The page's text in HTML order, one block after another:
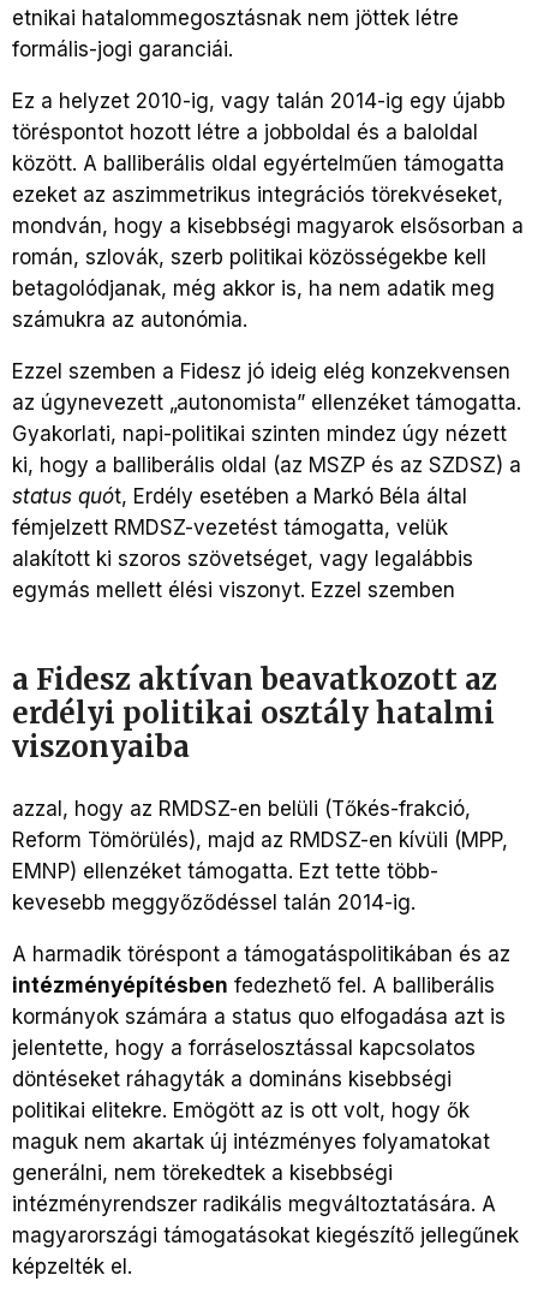
etnikai hatalommegosztásnak nem jöttek létre
formális-jogi garanciái.
Ez a helyzet 2010-ig, vagy talán 2014-ig egy újabb
töréspontot hozott létre a jobboldal és a baloldal
között. A balliberális oldal egyértelműen támogatta
ezeket az aszimmetrikus integrációs törekvéseket,
mondván, hogy a kisebbségi magyarok elsősorban a
román, szlovák, szerb politikai közösségekbe kell
betagolódjanak, még akkor is, ha nem adatik meg
számukra az autonómia.
Ezzel szemben a Fidesz jó ideig elég konzekvensen
az úgynevezett „autonomista” ellenzéket támogatta.
Gyakorlati, napi-politikai szinten mindez úgy nézett
ki, hogy a balliberális oldal (az MSZP és az SZDSZ) a
status quót, Erdély esetében a Markó Béla által
fémjelzett RMDSZ-vezetést támogatta, velük
alakított ki szoros szövetséget, vagy legalábbis
egymás mellett élési viszonyt. Ezzel szemben
a Fidesz aktívan beavatkozott az
erdélyi politikai osztály hatalmi
viszonyaiba
azzal, hogy az RMDSZ-en belüli (Tőkés-frakció,
Reform Tömörülés), majd az RMDSZ-en kívüli (MPP,
EMNP) ellenzéket támogatta. Ezt tette több-
kevesebb meggyőződéssel talán 2014-ig.
A harmadik töréspont a támogatáspolitikában és az
intézményépítésben fedezhető fel. A balliberális
kormányok számára a status quo elfogadása azt is
jelentette, hogy a forráselosztással kapcsolatos
döntéseket ráhagyták a domináns kisebbségi
politikai elitekre. Emögött az is ott volt, hogy ők
maguk nem akartak új intézményes folyamatokat
generálni, nem törekedtek a kisebbségi
intézményrendszer radikális megváltoztatására. A
magyarországi támogatásokat kiegészítő jellegűnek
képzelték el.